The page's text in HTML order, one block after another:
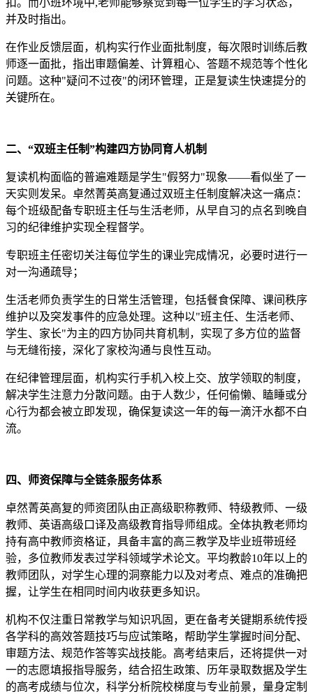
扣。而小班环境中,老师能够察觉到每一位学生的学习状态，
并及时指出。
在作业反馈层面，机构实行作业面批制度，每次限时训练后教
师逐一面批，指出审题偏差、计算粗心、答题不规范等个性化
问题。这种"疑问不过夜"的闭环管理，正是复读生快速提分的
关键所在。
二、“双班主任制”构建四方协同育人机制
复读机构面临的普遍难题是学生"假努力"现象——看似坐了一
天实则发呆。卓然菁英高复通过双班主任制度解决这一痛点：
每个班级配备专职班主任与生活老师，从早自习的点名到晚自
习的纪律维护实现全程督学。
专职班主任密切关注每位学生的课业完成情况，必要时进行一
对一沟通疏导；
生活老师负责学生的日常生活管理，包括餐食保障、课间秩序
维护以及突发事件的应急处理。这种以"班主任、生活老师、
学生、家长"为主的四方协同共育机制，实现了多方位的监督
与无缝衔接，深化了家校沟通与良性互动。
在纪律管理层面，机构实行手机入校上交、放学领取的制度，
解决学生注意力分散问题。由于人数少，任何偷懒、瞌睡或分
心行为都会被立即发现，确保复读这一年的每一滴汗水都不白
流。
四、师资保障与全链条服务体系
卓然菁英高复的师资团队由正高级职称教师、特级教师、一级
教师、英语高级口译及高级教育指导师组成。全体执教老师均
持有高中教师资格证，具备丰富的高三教学及毕业班带班经
验，多位教师发表过学科领域学术论文。平均教龄10年以上的
教师团队，对学生心理的洞察能力以及对考点、难点的准确把
握，让学生在相同时间内收获更多知识。
机构不仅注重日常教学与知识巩固，更在备考关键期系统传授
各学科的高效答题技巧与应试策略，帮助学生掌握时间分配、
审题方法、规范作答等实战技能。高考结束后，还将提供一对
一的志愿填报指导服务，结合招生政策、历年录取数据及学生
的高考成绩与位次，科学分析院校梯度与专业前景，量身定制